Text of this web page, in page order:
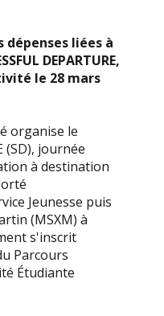
dépenses liées à
DEPARTURE,
le 28 mars
organise le
(SD), journée
à destination
Jeunesse puis
(MSXM) à
s'inscrit
Parcours
Étudiante